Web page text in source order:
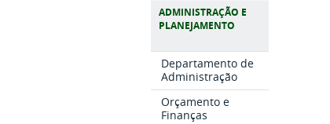
ADMINISTRAÇÃO E
PLANEJAMENTO
Departamento de
Administração
Orçamento e
Finanças